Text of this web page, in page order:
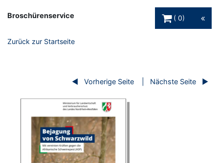
Broschürenservice
0
Zurück zur Startseite
Vorherige Seite Nächste Seite